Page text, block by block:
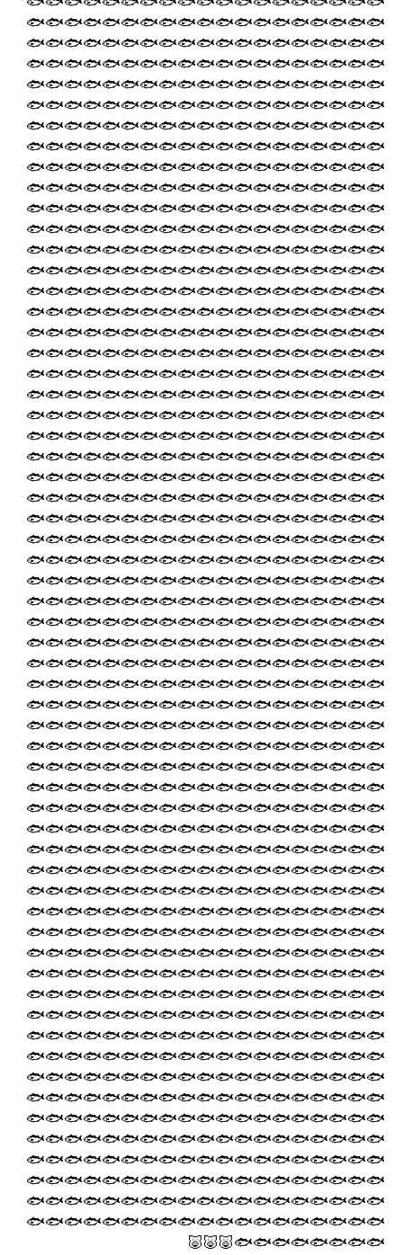
🐟🐟🐟🐟🐟🐟🐟🐟🐟🐟🐟🐟🐟🐟🐟🐟🐟🐟🐟
🐟🐟🐟🐟🐟🐟🐟🐟🐟🐟🐟🐟🐟🐟🐟🐟🐟🐟🐟
🐟🐟🐟🐟🐟🐟🐟🐟🐟🐟🐟🐟🐟🐟🐟🐟🐟🐟🐟
🐟🐟🐟🐟🐟🐟🐟🐟🐟🐟🐟🐟🐟🐟🐟🐟🐟🐟🐟
🐟🐟🐟🐟🐟🐟🐟🐟🐟🐟🐟🐟🐟🐟🐟🐟🐟🐟🐟
🐟🐟🐟🐟🐟🐟🐟🐟🐟🐟🐟🐟🐟🐟🐟🐟🐟🐟🐟
🐟🐟🐟🐟🐟🐟🐟🐟🐟🐟🐟🐟🐟🐟🐟🐟🐟🐟🐟
🐟🐟🐟🐟🐟🐟🐟🐟🐟🐟🐟🐟🐟🐟🐟🐟🐟🐟🐟
🐟🐟🐟🐟🐟🐟🐟🐟🐟🐟🐟🐟🐟🐟🐟🐟🐟🐟🐟
🐟🐟🐟🐟🐟🐟🐟🐟🐟🐟🐟🐟🐟🐟🐟🐟🐟🐟🐟
🐟🐟🐟🐟🐟🐟🐟🐟🐟🐟🐟🐟🐟🐟🐟🐟🐟🐟🐟
🐟🐟🐟🐟🐟🐟🐟🐟🐟🐟🐟🐟🐟🐟🐟🐟🐟🐟🐟
🐟🐟🐟🐟🐟🐟🐟🐟🐟🐟🐟🐟🐟🐟🐟🐟🐟🐟🐟
🐟🐟🐟🐟🐟🐟🐟🐟🐟🐟🐟🐟🐟🐟🐟🐟🐟🐟🐟
🐟🐟🐟🐟🐟🐟🐟🐟🐟🐟🐟🐟🐟🐟🐟🐟🐟🐟🐟
🐟🐟🐟🐟🐟🐟🐟🐟🐟🐟🐟🐟🐟🐟🐟🐟🐟🐟🐟
🐟🐟🐟🐟🐟🐟🐟🐟🐟🐟🐟🐟🐟🐟🐟🐟🐟🐟🐟
🐟🐟🐟🐟🐟🐟🐟🐟🐟🐟🐟🐟🐟🐟🐟🐟🐟🐟🐟
🐟🐟🐟🐟🐟🐟🐟🐟🐟🐟🐟🐟🐟🐟🐟🐟🐟🐟🐟
🐟🐟🐟🐟🐟🐟🐟🐟🐟🐟🐟🐟🐟🐟🐟🐟🐟🐟🐟
🐟🐟🐟🐟🐟🐟🐟🐟🐟🐟🐟🐟🐟🐟🐟🐟🐟🐟🐟
🐟🐟🐟🐟🐟🐟🐟🐟🐟🐟🐟🐟🐟🐟🐟🐟🐟🐟🐟
🐟🐟🐟🐟🐟🐟🐟🐟🐟🐟🐟🐟🐟🐟🐟🐟🐟🐟🐟
🐟🐟🐟🐟🐟🐟🐟🐟🐟🐟🐟🐟🐟🐟🐟🐟🐟🐟🐟
🐟🐟🐟🐟🐟🐟🐟🐟🐟🐟🐟🐟🐟🐟🐟🐟🐟🐟🐟
🐟🐟🐟🐟🐟🐟🐟🐟🐟🐟🐟🐟🐟🐟🐟🐟🐟🐟🐟
🐟🐟🐟🐟🐟🐟🐟🐟🐟🐟🐟🐟🐟🐟🐟🐟🐟🐟🐟
🐟🐟🐟🐟🐟🐟🐟🐟🐟🐟🐟🐟🐟🐟🐟🐟🐟🐟🐟
🐟🐟🐟🐟🐟🐟🐟🐟🐟🐟🐟🐟🐟🐟🐟🐟🐟🐟🐟
🐟🐟🐟🐟🐟🐟🐟🐟🐟🐟🐟🐟🐟🐟🐟🐟🐟🐟🐟
🐟🐟🐟🐟🐟🐟🐟🐟🐟🐟🐟🐟🐟🐟🐟🐟🐟🐟🐟
🐟🐟🐟🐟🐟🐟🐟🐟🐟🐟🐟🐟🐟🐟🐟🐟🐟🐟🐟
🐟🐟🐟🐟🐟🐟🐟🐟🐟🐟🐟🐟🐟🐟🐟🐟🐟🐟🐟
🐟🐟🐟🐟🐟🐟🐟🐟🐟🐟🐟🐟🐟🐟🐟🐟🐟🐟🐟
🐟🐟🐟🐟🐟🐟🐟🐟🐟🐟🐟🐟🐟🐟🐟🐟🐟🐟🐟
🐟🐟🐟🐟🐟🐟🐟🐟🐟🐟🐟🐟🐟🐟🐟🐟🐟🐟🐟
🐟🐟🐟🐟🐟🐟🐟🐟🐟🐟🐟🐟🐟🐟🐟🐟🐟🐟🐟
🐟🐟🐟🐟🐟🐟🐟🐟🐟🐟🐟🐟🐟🐟🐟🐟🐟🐟🐟
🐟🐟🐟🐟🐟🐟🐟🐟🐟🐟🐟🐟🐟🐟🐟🐟🐟🐟🐟
🐟🐟🐟🐟🐟🐟🐟🐟🐟🐟🐟🐟🐟🐟🐟🐟🐟🐟🐟
🐟🐟🐟🐟🐟🐟🐟🐟🐟🐟🐟🐟🐟🐟🐟🐟🐟🐟🐟
🐟🐟🐟🐟🐟🐟🐟🐟🐟🐟🐟🐟🐟🐟🐟🐟🐟🐟🐟
🐟🐟🐟🐟🐟🐟🐟🐟🐟🐟🐟🐟🐟🐟🐟🐟🐟🐟🐟
🐟🐟🐟🐟🐟🐟🐟🐟🐟🐟🐟🐟🐟🐟🐟🐟🐟🐟🐟
🐟🐟🐟🐟🐟🐟🐟🐟🐟🐟🐟🐟🐟🐟🐟🐟🐟🐟🐟
🐟🐟🐟🐟🐟🐟🐟🐟🐟🐟🐟🐟🐟🐟🐟🐟🐟🐟🐟
🐟🐟🐟🐟🐟🐟🐟🐟🐟🐟🐟🐟🐟🐟🐟🐟🐟🐟🐟
🐟🐟🐟🐟🐟🐟🐟🐟🐟🐟🐟🐟🐟🐟🐟🐟🐟🐟🐟
🐟🐟🐟🐟🐟🐟🐟🐟🐟🐟🐟🐟🐟🐟🐟🐟🐟🐟🐟
🐟🐟🐟🐟🐟🐟🐟🐟🐟🐟🐟🐟🐟🐟🐟🐟🐟🐟🐟
🐟🐟🐟🐟🐟🐟🐟🐟🐟🐟🐟🐟🐟🐟🐟🐟🐟🐟🐟
🐟🐟🐟🐟🐟🐟🐟🐟🐟🐟🐟🐟🐟🐟🐟🐟🐟🐟🐟
🐟🐟🐟🐟🐟🐟🐟🐟🐟🐟🐟🐟🐟🐟🐟🐟🐟🐟🐟
🐟🐟🐟🐟🐟🐟🐟🐟🐟🐟🐟🐟🐟🐟🐟🐟🐟🐟🐟
🐟🐟🐟🐟🐟🐟🐟🐟🐟🐟🐟🐟🐟🐟🐟🐟🐟🐟🐟
🐟🐟🐟🐟🐟🐟🐟🐟🐟🐟🐟🐟🐟🐟🐟🐟🐟🐟🐟
🐟🐟🐟🐟🐟🐟🐟🐟🐟🐟🐟🐟🐟🐟🐟🐟🐟🐟🐟
🐟🐟🐟🐟🐟🐟🐟🐟🐟🐟🐟🐟🐟🐟🐟🐟🐟🐟🐟
🐟🐟🐟🐟🐟🐟🐟🐟🐟🐟🐟🐟🐟🐟🐟🐟🐟🐟🐟
🐟🐟🐟🐟🐟🐟🐟🐟🐷🐷🐷